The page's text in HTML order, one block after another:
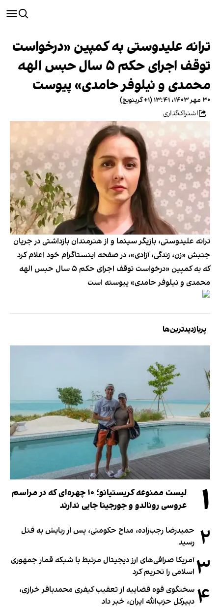
ترانه علیدوستی به کمپین «درخواست
توقف اجرای حکم ۵ سال حبس الهه
محمدی و نیلوفر حامدی» پیوست
۳۰ مهر ۱۴۰۳، ۱۳:۴۱ (‎+۱ گرینویچ)
اشتراک‌گذاری
ترانه علیدوستی، بازیگر سینما و از هنرمندان بازداشتی در جریان
جنبش «زن، زندگی، آزادی»، در صفحه اینستاگرام خود اعلام کرد
که به کمپین «درخواست توقف اجرای حکم ۵ سال حبس الهه
محمدی و نیلوفر حامدی» پیوسته است
پربازدیدترین‌ها
۱
لیست ممنوعه کریستیانو؛ ۱۰ چهره‌ای که در مراسم
عروسی رونالدو و جورجینا جایی ندارند
۲ حمیدرضا رجب‌زاده، مداح حکومتی، پس از ربایش به قتل
رسید
۳آمریکا صرافی‌های ارز دیجیتال مرتبط با شبکه قمار جمهوری
اسلامی را تحریم کرد
۴ سخنگوی قوه قضاییه از تعقیب کیفری محمدباقر خرازی،
دبیر‌کل حزب‌الله ایران، خبر داد